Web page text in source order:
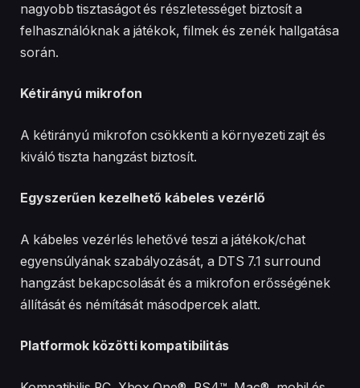
nagyobb tisztaságot és részletességet biztosít a
felhasználóknak a játékok, filmek és zenék hallgatása
során.
Kétirányú mikrofon
A kétirányú mikrofon csökkenti a környezeti zajt és
kiváló tiszta hangzást biztosít.
Egyszerűen kezelhető kábeles vezérlő
A kábeles vezérlés lehetővé teszi a játékok/chat
egyensúlyának szabályozását, a DTS 7.1 surround
hangzást bekapcsolását és a mikrofon erősségének
állítását és némítását másodpercek alatt.
Platformok közötti kompatibilitás